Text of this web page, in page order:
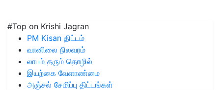
#Top on Krishi Jagran
PM Kisan திட்டம்
வானிலை நிலவரம்
லாபம் தரும் தொழில்
இயற்கை வேளாண்மை
அஞ்சல் சேமிப்பு திட்டங்கள்